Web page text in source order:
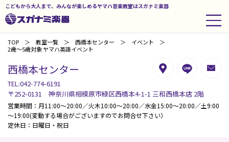
こどもから大人まで、みんなが楽しめるヤマハ音楽教室はスガナミ楽器
TOP 教室一覧 西橋本センター
イベント
2歳～5歳対象 ヤマハ英語イベント
西橋本センター
TEL:042-774-6191
〒252-0131 神奈川県相模原市緑区西橋本4-1-1 三和西橋本店 2階
営業時間：月11:00～20:00／火木10:00～20:00／水金15:00～20:00／土9:00
～19:00(変動する場合がございますのでお問合せ下さい）
定休日：日曜日・祝日